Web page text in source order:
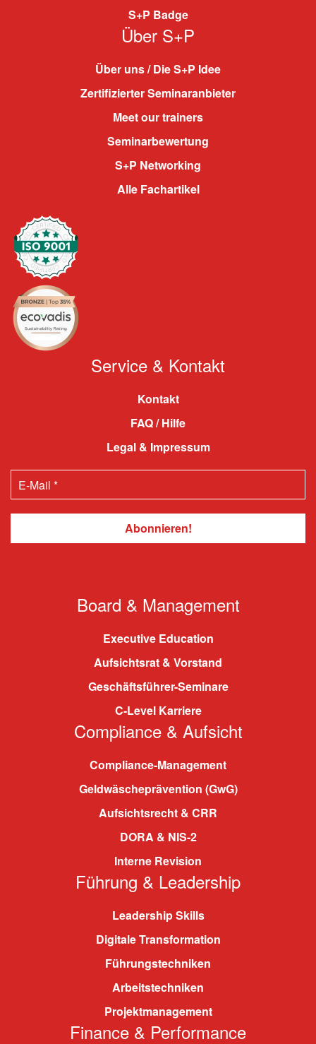
S+P Badge
Über S+P
Über uns / Die S+P Idee
Zertifizierter Seminaranbieter
Meet our trainers
Seminarbewertung
S+P Networking
Alle Fachartikel
Service & Kontakt
Kontakt
FAQ / Hilfe
Legal & Impressum
Board & Management
Executive Education
Aufsichtsrat & Vorstand
Geschäftsführer-Seminare
C-Level Karriere
Compliance & Aufsicht
Compliance-Management
Geldwäscheprävention (GwG)
Aufsichtsrecht & CRR
DORA & NIS-2
Interne Revision
Führung & Leadership
Leadership Skills
Digitale Transformation
Führungstechniken
Arbeitstechniken
Projektmanagement
Finance & Performance